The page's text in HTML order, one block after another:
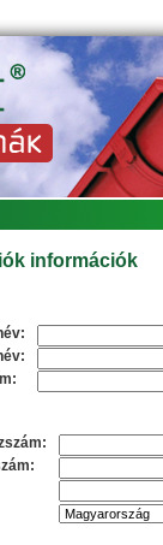
információk